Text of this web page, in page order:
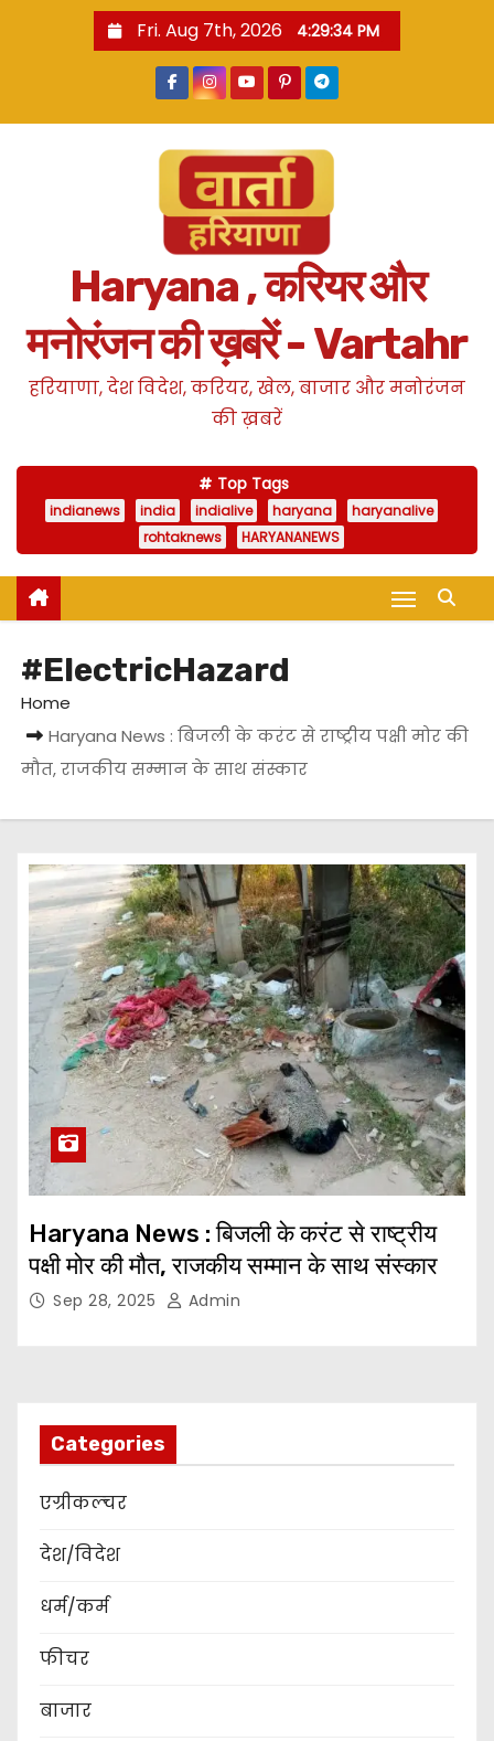
Fri. Aug 7th, 2026 4:29:35 PM
Haryana , करियर और
मनोरंजन की ख़बरें - Vartahr
हरियाणा, देश विदेश, करियर, खेल, बाजार और मनोरंजन
की ख़बरें
Top Tags
indianews india indialive haryana
haryanalive
rohtaknews
HARYANANEWS
#ElectricHazard
Home
Haryana News : बिजली के करंट से राष्ट्रीय पक्षी मोर की
मौत, राजकीय सम्मान के साथ संस्कार
Haryana News : बिजली के करंट से राष्ट्रीय
पक्षी मोर की मौत, राजकीय सम्मान के साथ संस्कार
Sep 28, 2025 Admin
Categories
एग्रीकल्चर
देश/विदेश
धर्म/कर्म
फीचर
बाजार